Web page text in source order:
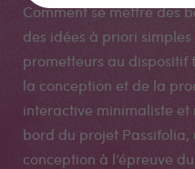
Comment se mettre des
des idées à priori simples
prometteurs au dispositif
la conception et de la
interactive minimaliste et
bord du projet Passifolia,
conception à l’épreuve